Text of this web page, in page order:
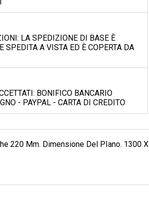
LA SPEDIZIONE DI BASE È
SPEDITA A VISTA ED È COPERTA DA
BONIFICO BANCARIO
- PAYPAL - CARTA DI CREDITO
220 Mm. Dimensione Del PIano. 1300 X